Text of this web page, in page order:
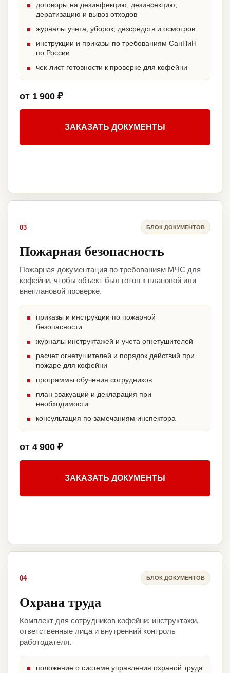
договоры на дезинфекцию, дезинсекцию,
дератизацию и вывоз отходов
журналы учета, уборок, дезсредств и осмотров
инструкции и приказы по требованиям СанПиН
по России
чек-лист готовности к проверке для кофейни
от 1 900 ₽
ЗАКАЗАТЬ ДОКУМЕНТЫ
03 БЛОК ДОКУМЕНТОВ
Пожарная безопасность
Пожарная документация по требованиям МЧС для
кофейни, чтобы объект был готов к плановой или
внеплановой проверке.
приказы и инструкции по пожарной
безопасности
журналы инструктажей и учета огнетушителей
расчет огнетушителей и порядок действий при
пожаре для кофейни
программы обучения сотрудников
план эвакуации и декларация при
необходимости
консультация по замечаниям инспектора
от 4 900 ₽
ЗАКАЗАТЬ ДОКУМЕНТЫ
04 БЛОК ДОКУМЕНТОВ
Охрана труда
Комплект для сотрудников кофейни: инструктажи,
ответственные лица и внутренний контроль
работодателя.
положение о системе управления охраной труда